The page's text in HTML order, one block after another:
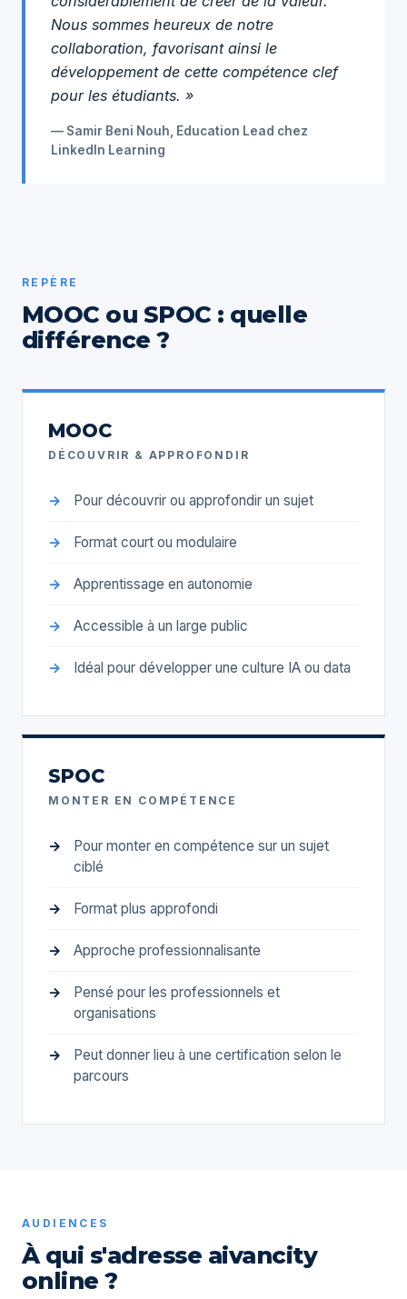
Nous sommes heureux de notre
collaboration, favorisant ainsi le
développement de cette compétence clef
pour les étudiants. »
— Samir Beni Nouh, Education Lead chez
LinkedIn Learning
REPÈRE
MOOC ou SPOC : quelle
différence ?
MOOC
DÉCOUVRIR & APPROFONDIR
Pour découvrir ou approfondir un sujet
Format court ou modulaire
Apprentissage en autonomie
Accessible à un large public
Idéal pour développer une culture IA ou data
SPOC
MONTER EN COMPÉTENCE
Pour monter en compétence sur un sujet
ciblé
Format plus approfondi
Approche professionnalisante
Pensé pour les professionnels et
organisations
Peut donner lieu à une certification selon le
parcours
AUDIENCES
À qui s'adresse aivancity
online ?